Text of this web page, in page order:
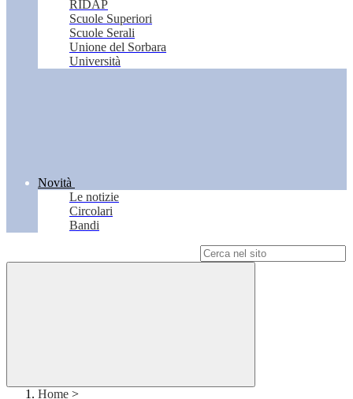
RIDAP
Scuole Superiori
Scuole Serali
Unione del Sorbara
Università
Novità
Le notizie
Circolari
Bandi
Home >